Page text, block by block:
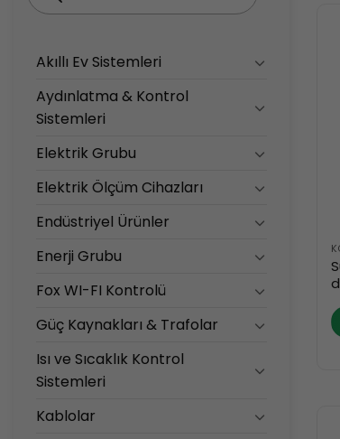
Akıllı Ev Sistemleri
Aydınlatma & Kontrol
Sistemleri
Elektrik Grubu
Elektrik Ölçüm Cihazları
Endüstriyel Ürünler
Enerji Grubu
Fox WI-FI Kontrolü
Güç Kaynakları & Trafolar
Isı ve Sıcaklık Kontrol
Sistemleri
Kablolar